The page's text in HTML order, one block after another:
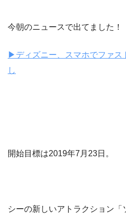
今朝のニュースで出てました！
▶︎ディズニー、スマホでファ
し
開始目標は2019年7月23日。
シーの新しいアトラクション「